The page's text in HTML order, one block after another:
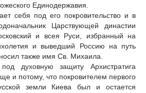
Единодержавия.
себя под его покровительство и в
Царствующей династии
и всея Руси, избранный на
и выведший Россию на путь
также имя Св. Михаила.
духовную защиту Архистратига
и потому, что покровителем первого
земли Киева был и остается